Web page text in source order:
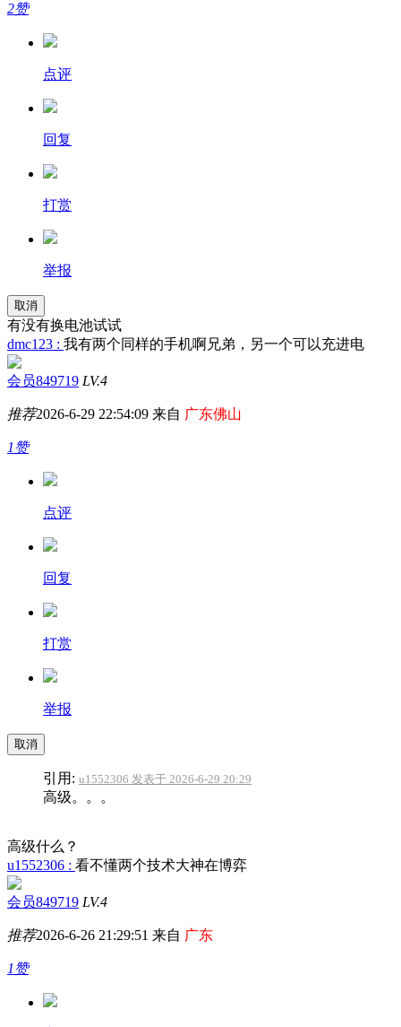
2赞
点评
回复
打赏
举报
取消
有没有换电池试试
dmc123 : 我有两个同样的手机啊兄弟，另一个可以充进电
会员849719 LV.4
推荐2026-6-29 22:54:09 来自 广东佛山
1赞
点评
回复
打赏
举报
取消
引用: u1552306 发表于 2026-6-29 20:29
高级。。。
高级什么？
u1552306 : 看不懂两个技术大神在博弈
会员849719 LV.4
推荐2026-6-26 21:29:51 来自 广东
1赞